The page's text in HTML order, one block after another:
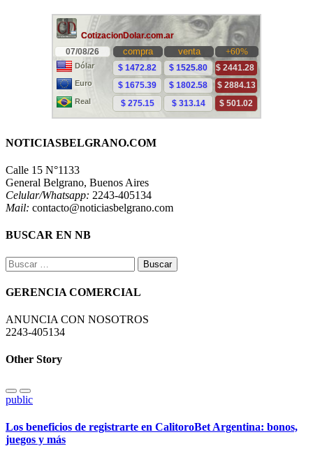
NOTICIASBELGRANO.COM
Calle 15 N°1133
General Belgrano, Buenos Aires
Celular/Whatsapp: 2243-405134
Mail: contacto@noticiasbelgrano.com
BUSCAR EN NB
Buscar:
GERENCIA COMERCIAL
ANUNCIA CON NOSOTROS
2243-405134
Other Story
public
Los beneficios de registrarte en CalitoroBet Argentina: bonos,
juegos y más